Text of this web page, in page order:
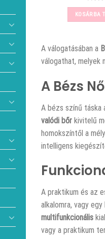
KOSÁRBA
A válogatásában a
válogathat, melyek
A Bézs
A bézs színű táska
valódi bőr kivitelű
homokszíntől a
intelligens
A praktikum és az
alkalomra, vagy
multifunkcionális
vagy a praktikum